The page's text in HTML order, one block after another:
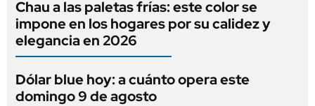
Chau a las paletas frías: este color se
impone en los hogares por su calidez y
elegancia en 2026
Dólar blue hoy: a cuánto opera este
domingo 9 de agosto